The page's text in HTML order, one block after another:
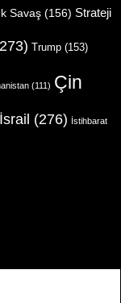
Savaş (156) Strateji
Trump (153)
(111) Çin
İsrail (276) İstihbarat